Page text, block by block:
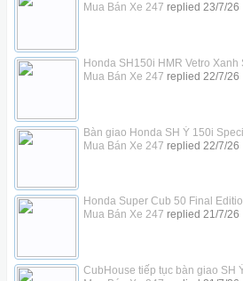
Mua Bán Xe 247 replied 23/7/26
Honda SH150i HMR Vetro
Mua Bán Xe 247 replied 22/7/26
Bàn giao Honda SH Ý 150i
Mua Bán Xe 247 replied 22/7/26
Honda Super Cub 50 Final
Mua Bán Xe 247 replied 21/7/26
CubHouse tiếp tục bàn giao SH